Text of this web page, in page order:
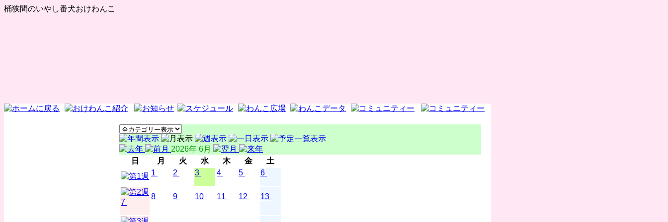
桶狭間のいやし番犬おけわんこ
2026年 6月
日
月 火 水 木 金
土
1
2 3 4 5 6
7
8 9 10 11 12 13